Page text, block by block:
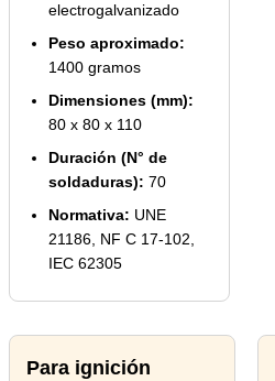
electrogalvanizado
Peso aproximado:
1400 gramos
Dimensiones (mm):
80 x 80 x 110
Duración (N° de
soldaduras): 70
Normativa: UNE
21186, NF C 17-102,
IEC 62305
Para ignición